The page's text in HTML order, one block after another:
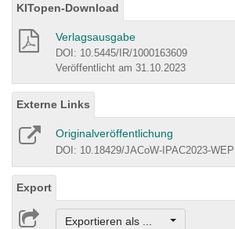
KITopen-Download
Verlagsausgabe
DOI: 10.5445/IR/1000163609
Veröffentlicht am 31.10.2023
Externe Links
Originalveröffentlichung
DOI: 10.18429/JACoW-IPAC2023-
Export
Exportieren als ...